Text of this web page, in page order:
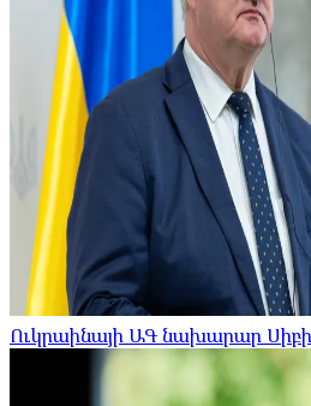
Ուկրաինայի ԱԳ նախարար